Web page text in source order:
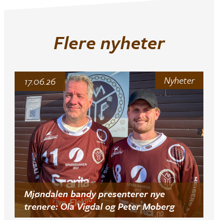
Flere nyheter
Nyheter
Mjøndalen bandy presenterer nye
trenere: Ola Vigdal og Peter Moberg
17.06.26